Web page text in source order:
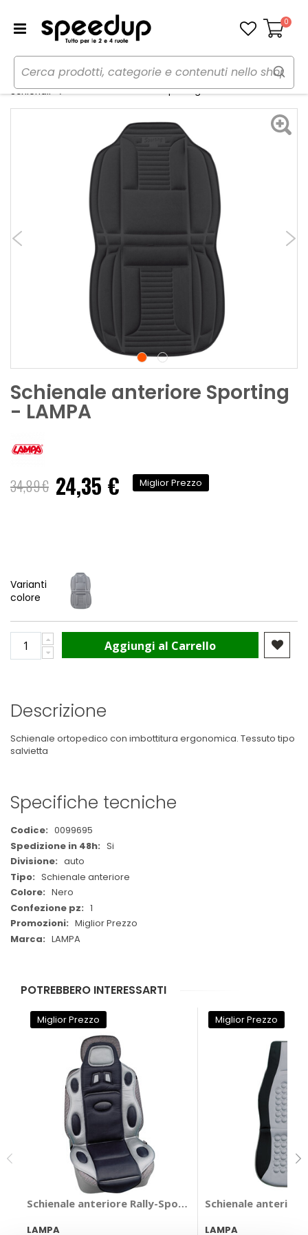
Carrello
0
Home Auto
Accessori interni e comfort
Schienali
Schienale anteriore Sporting - LAMPA
Schienale anteriore Sporting
- LAMPA
34,89 € Prezzo
speciale
24,35 € Miglior Prezzo
Varianti
colore
Aggiungi al Carrello
Descrizione
Schienale ortopedico con imbottitura ergonomica. Tessuto tipo
salvietta
Specifiche tecniche
Maggiori
Informazioni
0099695
Si
auto
Schienale anteriore
Nero
1
Miglior Prezzo
LAMPA
POTREBBERO INTERESSARTI
Miglior Prezzo
Schienale anteriore Rally-Sport - LAMPA
LAMPA
Miglior Prezzo
Schienale anteriore
LAMPA